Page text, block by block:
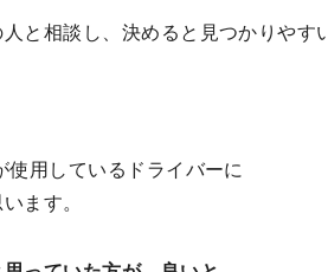
と相談し、決めると見つかりやす
使用しているドライバーに
ます。